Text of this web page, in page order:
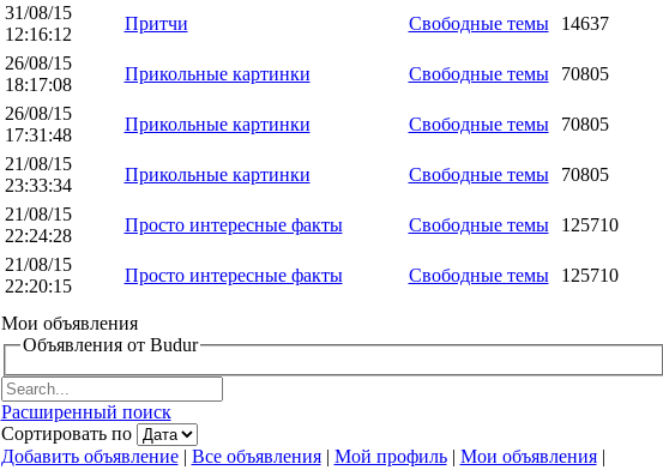
31/08/15
12:16:12
Притчи Свободные темы
14637
26/08/15
18:17:08
Прикольные картинки Свободные темы
70805
26/08/15
17:31:48
Прикольные картинки Свободные темы
70805
21/08/15
23:33:34
Прикольные картинки Свободные темы
70805
21/08/15
22:24:28
Просто интересные факты Свободные темы
125710
21/08/15
22:20:15
Просто интересные факты Свободные темы 125710
Мои объявления
Объявления от Budur
Расширенный поиск
Сортировать по
Добавить объявление| Все объявления| Мой профиль| Мои объявления|